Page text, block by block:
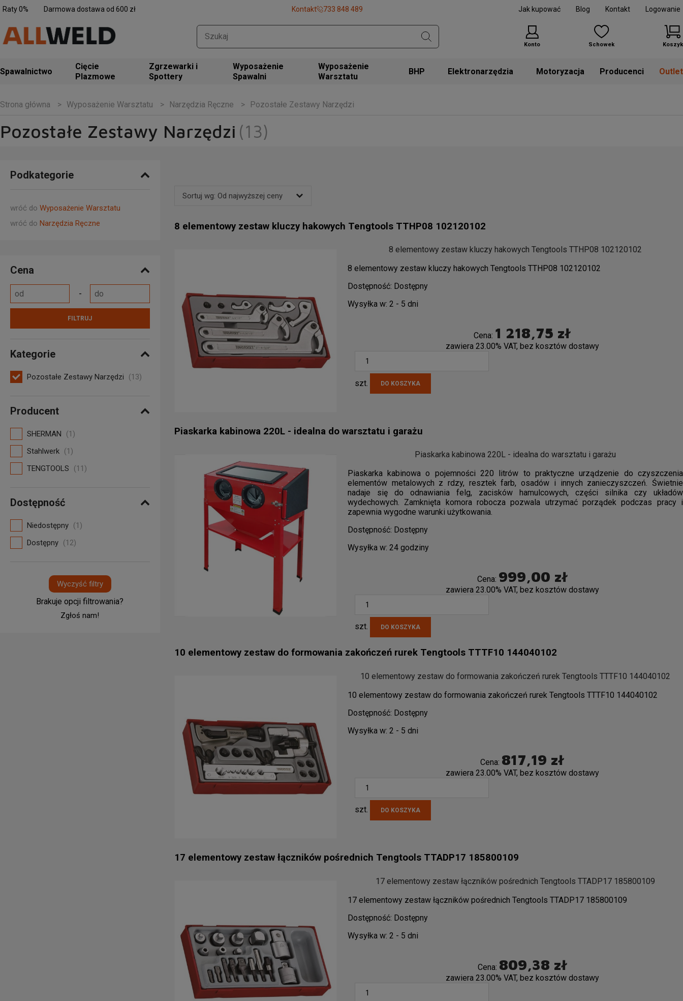
Raty 0% Darmowa dostawa od 600 zł Kontakt 733 848 489 Jak kupować Blog Kontakt Logowanie
Konto Schowek Koszyk
Spawalnictwo
Zgrzewarki i
Spottery
Wyposażenie
Spawalni
Wyposażenie
Warsztatu
BHP Motoryzacja Producenci Outlet
Strona główna Wyposażenie Warsztatu Narzędzia Ręczne Pozostałe Zestawy Narzędzi
Pozostałe Zestawy Narzędzi (13)
Podkategorie
wróć do Wyposażenie Warsztatu
wróć do Narzędzia Ręczne
Cena
FILTRUJ
Kategorie
Pozostałe Zestawy Narzędzi (13)
Producent
SHERMAN
(1)
Stahlwerk (1)
TENGTOOLS
(11)
Dostępność
Niedostępny (1)
Dostępny (12)
Wyczyść filtry
Brakuje opcji filtrowania?
Zgłoś nam!
Sortuj wg: Od najwyższej ceny
Nazwa produktu od A do Z
Od najwyższej ceny
Od najnowszego produktu
8 elementowy zestaw kluczy hakowych Tengtools TTHP08 102120102
8 elementowy zestaw kluczy hakowych Tengtools TTHP08 102120102
8 elementowy zestaw kluczy hakowych Tengtools TTHP08 102120102
Dostępność: Dostępny
Wysyłka w: 2 - 5 dni
Cena: 1 218,75 zł
zawiera 23.00% VAT, bez kosztów dostawy
szt. DO KOSZYKA
Piaskarka kabinowa 220L - idealna do warsztatu i garażu
Piaskarka kabinowa 220L - idealna do warsztatu i garażu
Piaskarka kabinowa o pojemności 220 litrów to praktyczne urządzenie do czyszczenia
elementów metalowych z rdzy, resztek farb, osadów i innych zanieczyszczeń. Świetnie
nadaje się do odnawiania felg, zacisków hamulcowych, części silnika czy układów
wydechowych. Zamknięta komora robocza pozwala utrzymać porządek podczas pracy i
zapewnia wygodne warunki użytkowania.
Dostępność: Dostępny
Wysyłka w: 24 godziny
Cena: 999,00 zł
zawiera 23.00% VAT, bez kosztów dostawy
szt. DO KOSZYKA
10 elementowy zestaw do formowania zakończeń rurek Tengtools TTTF10 144040102
10 elementowy zestaw do formowania zakończeń rurek Tengtools TTTF10 144040102
10 elementowy zestaw do formowania zakończeń rurek Tengtools TTTF10 144040102
Dostępność: Dostępny
Wysyłka w: 2 - 5 dni
Cena: 817,19 zł
zawiera 23.00% VAT, bez kosztów dostawy
szt. DO KOSZYKA
17 elementowy zestaw łączników pośrednich Tengtools TTADP17 185800109
17 elementowy zestaw łączników pośrednich Tengtools TTADP17 185800109
17 elementowy zestaw łączników pośrednich Tengtools TTADP17 185800109
Dostępność: Dostępny
Wysyłka w: 2 - 5 dni
Cena: 809,38 zł
zawiera 23.00% VAT, bez kosztów dostawy